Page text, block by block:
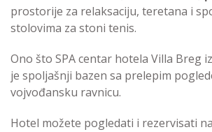
prostorije za relaksaciju, teretana i
stolovima za stoni tenis.
Ono što SPA centar hotela Villa Breg
je spoljašnji bazen sa prelepim
vojvođansku ravnicu.
Hotel možete pogledati i rezervisati na